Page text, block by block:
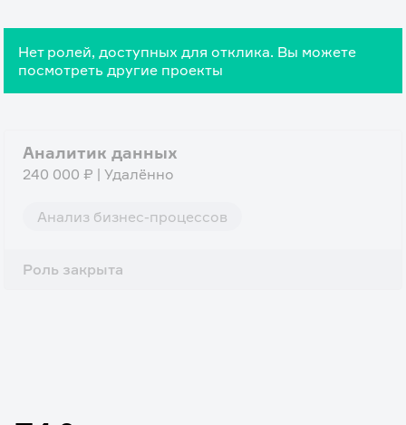
Нет ролей, доступных для отклика. Вы можете
посмотреть другие проекты
Аналитик данных
240 000 ₽ | Удалённо
Анализ бизнес-процессов
Роль закрыта